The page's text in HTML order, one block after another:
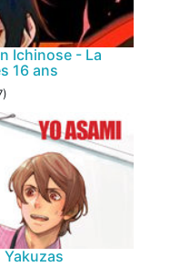
Ichinose - La
16 ans